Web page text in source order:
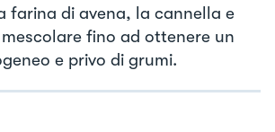
farina di avena, la cannella e
fino ad ottenere un
e privo di grumi.